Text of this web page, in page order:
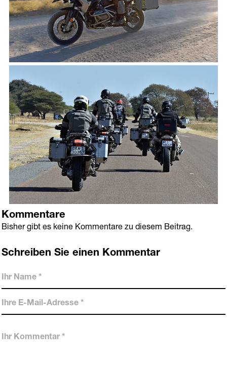
Kommentare
Bisher gibt es keine Kommentare zu diesem Beitrag.
Schreiben Sie einen Kommentar
Ihr
Ihre
Adresse
Ihr
Kommentar